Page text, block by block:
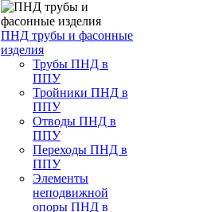
ПНД трубы и фасонные
изделия
Трубы ПНД в
ППУ
Тройники ПНД в
ППУ
Отводы ПНД в
ППУ
Переходы ПНД в
ППУ
Элементы
неподвижной
опоры ПНД в